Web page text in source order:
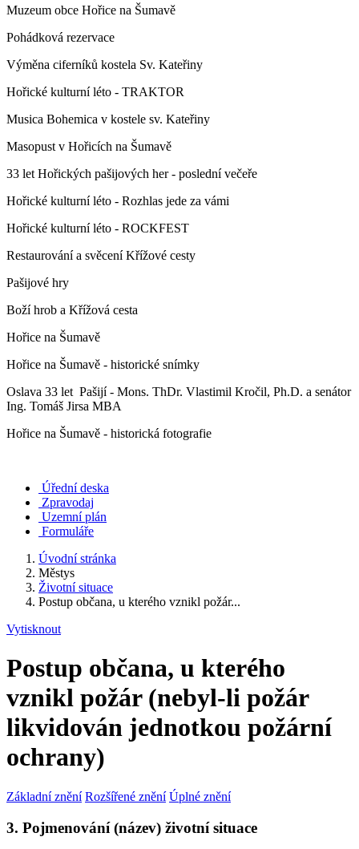
Muzeum obce Hořice na Šumavě
Pohádková rezervace
Výměna ciferníků kostela Sv. Kateřiny
Hořické kulturní léto - TRAKTOR
Musica Bohemica v kostele sv. Kateřiny
Masopust v Hořicích na Šumavě
33 let Hořických pašijových her - poslední večeře
Hořické kulturní léto - Rozhlas jede za vámi
Hořické kulturní léto - ROCKFEST
Restaurování a svěcení Křížové cesty
Pašijové hry
Boží hrob a Křížová cesta
Hořice na Šumavě
Hořice na Šumavě - historické snímky
Oslava 33 let Pašijí - Mons. ThDr. Vlastimil Kročil, Ph.D. a senátor
Ing. Tomáš Jirsa MBA
Hořice na Šumavě - historická fotografie
Úřední deska
Zpravodaj
Uzemní plán
Formuláře
Úvodní stránka
Městys
Životní situace
Postup občana, u kterého vznikl požár...
Vytisknout
Postup občana, u kterého
vznikl požár (nebyl-li požár
likvidován jednotkou požární
ochrany)
Základní znění Rozšířené znění Úplné znění
3. Pojmenování (název) životní situace